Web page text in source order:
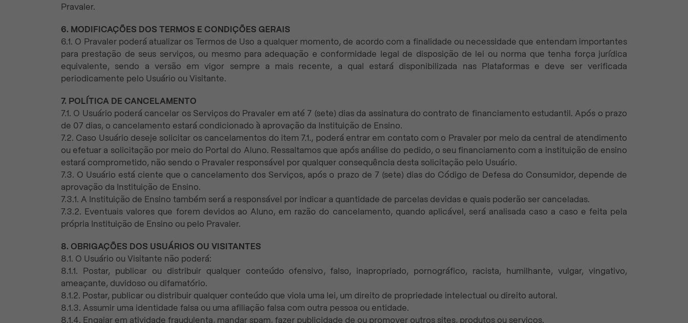
Pravaler.
6. MODIFICAÇÕES DOS TERMOS E CONDIÇÕES GERAIS
6.1. O Pravaler poderá atualizar os Termos de Uso a qualquer momento, de acordo com a finalidade ou necessidade que entendam importantes
para prestação de seus serviços, ou mesmo para adequação e conformidade legal de disposição de lei ou norma que tenha força jurídica
equivalente, sendo a versão em vigor sempre a mais recente, a qual estará disponibilizada nas Plataformas e deve ser verificada
periodicamente pelo Usuário ou Visitante.
7. POLÍTICA DE CANCELAMENTO
7.1. O Usuário poderá cancelar os Serviços do Pravaler em até 7 (sete) dias da assinatura do contrato de financiamento estudantil. Após o prazo
de 07 dias, o cancelamento estará condicionado à aprovação da Instituição de Ensino.
7.2. Caso Usuário deseje solicitar os cancelamentos do item 7.1., poderá entrar em contato com o Pravaler por meio da central de atendimento
ou efetuar a solicitação por meio do Portal do Aluno. Ressaltamos que após análise do pedido, o seu financiamento com a instituição de ensino
estará comprometido, não sendo o Pravaler responsável por qualquer consequência desta solicitação pelo Usuário.
7.3. O Usuário está ciente que o cancelamento dos Serviços, após o prazo de 7 (sete) dias do Código de Defesa do Consumidor, depende de
aprovação da Instituição de Ensino.
7.3.1. A Instituição de Ensino também será a responsável por indicar a quantidade de parcelas devidas e quais poderão ser canceladas.
7.3.2. Eventuais valores que forem devidos ao Aluno, em razão do cancelamento, quando aplicável, será analisada caso a caso e feita pela
própria Instituição de Ensino ou pelo Pravaler.
8. OBRIGAÇÕES DOS USUÁRIOS OU VISITANTES
8.1. O Usuário ou Visitante não poderá:
8.1.1. Postar, publicar ou distribuir qualquer conteúdo ofensivo, falso, inapropriado, pornográfico, racista, humilhante, vulgar, vingativo,
ameaçante, duvidoso ou difamatório.
8.1.2. Postar, publicar ou distribuir qualquer conteúdo que viola uma lei, um direito de propriedade intelectual ou direito autoral.
8.1.3. Assumir uma identidade falsa ou uma afiliação falsa com outra pessoa ou entidade.
8.1.4. Engajar em atividade fraudulenta, mandar spam, fazer publicidade de ou promover outros sites, produtos ou serviços.